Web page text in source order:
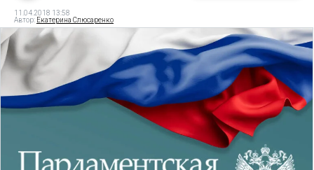
11.04.2018 13:58
Автор: Екатерина Слюсаренко